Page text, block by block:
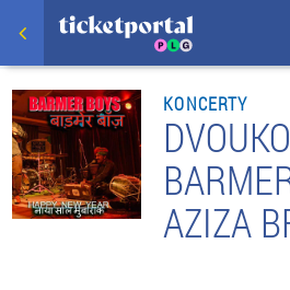
KONCERTY
AZIZA